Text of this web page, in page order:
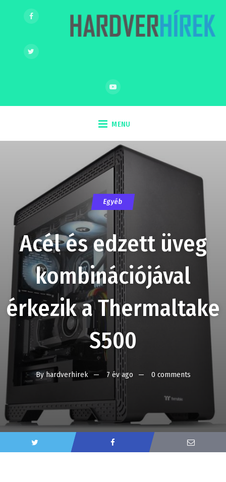
MENU
Egyéb
Acél és edzett üveg
kombinációjával
érkezik a Thermaltake
S500
By hardverhirek 7 év ago 0 comments